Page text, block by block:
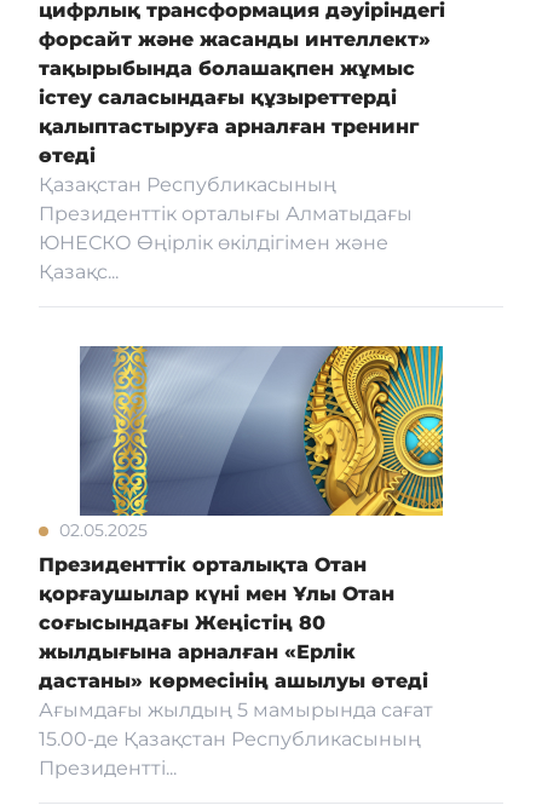
цифрлық трансформация дәуіріндегі
форсайт және жасанды интеллект»
тақырыбында болашақпен жұмыс
істеу саласындағы құзыреттерді
қалыптастыруға арналған тренинг
өтеді
Қазақстан Республикасының
Президенттік орталығы Алматыдағы
ЮНЕСКО Өңірлік өкілдігімен және
Қазақс...
02.05.2025
Президенттік орталықта Отан
қорғаушылар күні мен Ұлы Отан
соғысындағы Жеңістің 80
жылдығына арналған «Ерлік
дастаны» көрмесінің ашылуы өтеді
Ағымдағы жылдың 5 мамырында сағат
15.00-де Қазақстан Республикасының
Президентті...